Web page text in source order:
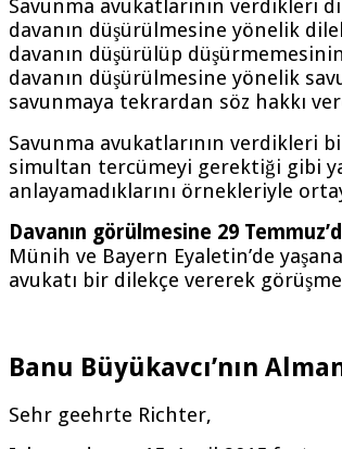
Savunma avukatlarının verdikleri
davanın düşürülmesine yönelik
davanın düşürülüp
davanın düşürülmesine yönelik
savunmaya tekrardan söz hakkı
Savunma avukatlarının verdikleri
simultan tercümeyi gerektiği gibi
anlayamadıklarını örnekleriyle
Davanın görülmesine 29
Münih ve Bayern Eyaletin’de
avukatı bir dilekçe vererek
Banu Büyükavcı’nın
Sehr geehrte Richter,